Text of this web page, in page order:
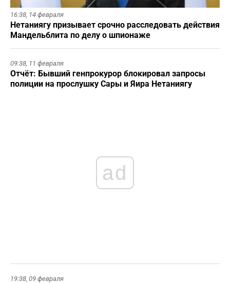
16:38, 14 февраля
Нетаниягу призывает срочно расследовать действия
Мандельблита по делу о шпионаже
09:38, 11 февраля
Отчёт: Бывший генпрокурор блокировал запросы
полиции на прослушку Сары и Яира Нетаниягу
ad
19:38, 09 февраля